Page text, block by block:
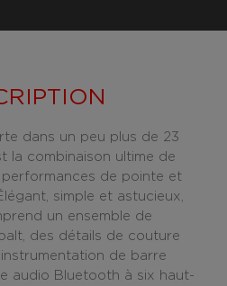
dans un peu plus de 23
la combinaison ultime de
de pointe et
simple et astucieux,
un ensemble de
des détails de couture
de barre
audio Bluetooth à six haut-